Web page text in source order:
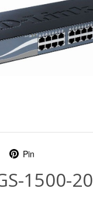
Pin
1500-20